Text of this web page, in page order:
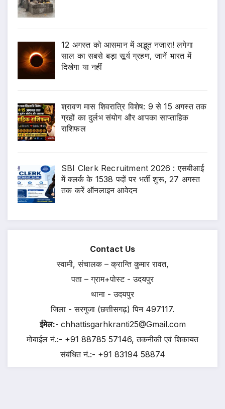
12 अगस्त को आसमान में अद्भुत नजारा! लगेगा
साल का सबसे बड़ा सूर्य ग्रहण, जानें भारत में
दिखेगा या नहीं
श्रावण मास शिवरात्रि विशेष: 9 से 15 अगस्त तक
ग्रहों का दुर्लभ संयोग और आपका साप्ताहिक
राशिफल
SBI Clerk Recruitment 2026 : एसबीआई
में क्लर्क के 1538 पदों पर भर्ती शुरू, 27 अगस्त
तक करें ऑनलाइन आवेदन
Contact Us
स्वामी, संचालक – क्रान्ति कुमार रावत,
पता – ग्राम+पोस्ट - उदयपुर
थाना - उदयपुर
जिला - सरगुजा (छत्तीसगढ़) पिन 497117.
ईमेल:- chhattisgarhkranti25@Gmail.com
मोबाईल नं.:- +91 88785 57146, तकनीकी एवं शिकायत
संबंधित नं.:- +91 83194 58874